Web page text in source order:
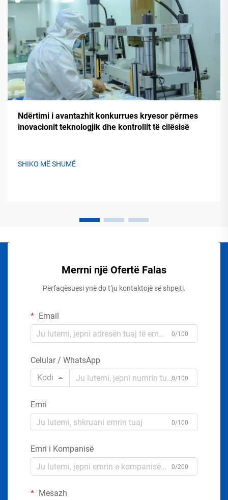
Ndërtimi i avantazhit konkurrues kryesor përmes
inovacionit teknologjik dhe kontrollit të cilësisë
SHIKO MË SHUMË
Merrni një Ofertë Falas
Përfaqësuesi ynë do t’ju kontaktojë së shpejti.
Email
0/100
Celular / WhatsApp
Kodi
0/100
Emri
0/100
Emri i Kompanisë
0/200
Mesazh